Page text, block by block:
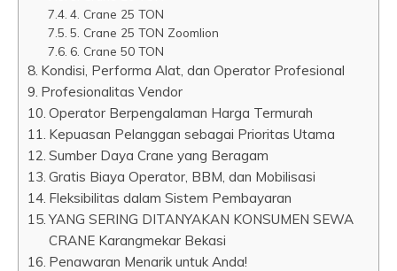
4. Crane 25 TON
5. Crane 25 TON Zoomlion
6. Crane 50 TON
Kondisi, Performa Alat, dan Operator Profesional
Profesionalitas Vendor
Operator Berpengalaman Harga Termurah
Kepuasan Pelanggan sebagai Prioritas Utama
Sumber Daya Crane yang Beragam
Gratis Biaya Operator, BBM, dan Mobilisasi
Fleksibilitas dalam Sistem Pembayaran
YANG SERING DITANYAKAN KONSUMEN SEWA
CRANE Karangmekar Bekasi
Penawaran Menarik untuk Anda!